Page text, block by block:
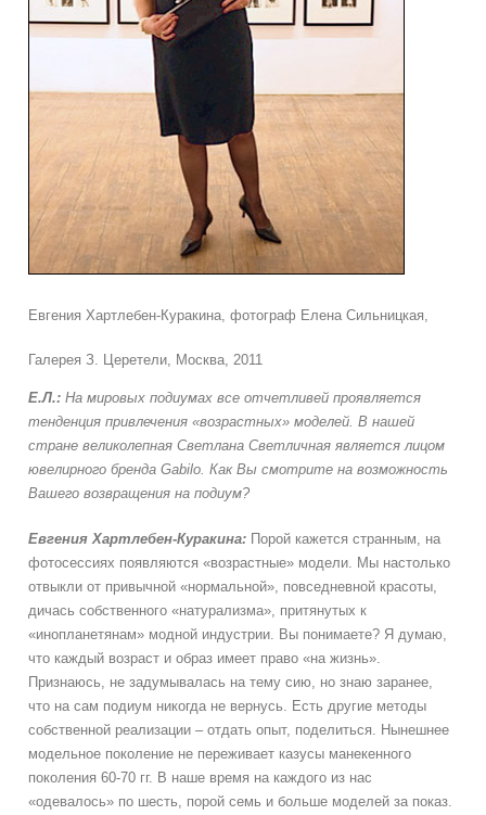
Евгения Хартлебен-Куракина, фотограф Елена Сильницкая,
Галерея З. Церетели, Москва, 2011
Е.Л.: На мировых подиумах все отчетливей проявляется
тенденция привлечения «возрастных» моделей. В нашей
стране великолепная Светлана Светличная является лицом
ювелирного бренда Gabilo. Как Вы смотрите на возможность
Вашего возвращения на подиум?
Евгения Хартлебен-Куракина: Порой кажется странным, на
фотосессиях появляются «возрастные» модели. Мы настолько
отвыкли от привычной «нормальной», повседневной красоты,
дичась собственного «натурализма», притянутых к
«инопланетянам» модной индустрии. Вы понимаете? Я думаю,
что каждый возраст и образ имеет право «на жизнь».
Признаюсь, не задумывалась на тему сию, но знаю заранее,
что на сам подиум никогда не вернусь. Есть другие методы
собственной реализации – отдать опыт, поделиться. Нынешнее
модельное поколение не переживает казусы манекенного
поколения 60-70 гг. В наше время на каждого из нас
«одевалось» по шесть, порой семь и больше моделей за показ.